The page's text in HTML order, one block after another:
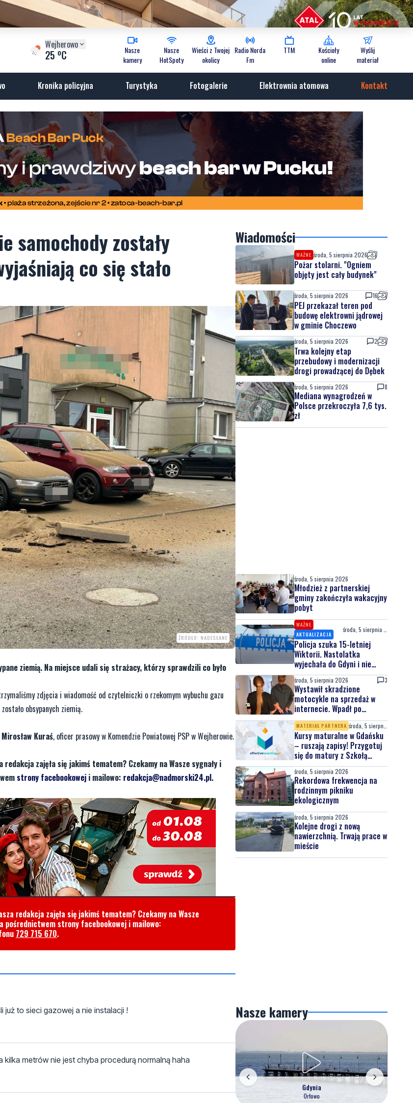
Wejherowo
25 oC
Nasze
kamery
Nasze
HotSpoty
Wieści z Twojej
okolicy
Radio Norda
Fm
TTM
Kościoły
online
Wyślij
materiał
Kronika policyjna Turystyka Fotogalerie Elektrownia atomowa Kontakt
samochody zostały
co się stało
ŹRÓDŁO: NADESŁANE
ziemią. Na miejsce udali się strażacy, którzy sprawdzili co było
zdjęcia i wiadomość od czytelniczki o rzekomym wybuchu gazu
obsypanych ziemią.
Kuraś, oficer prasowy w Komendzie Powiatowej PSP w Wejherowie.
zajęła się jakimś tematem? Czekamy na Wasze sygnały i
strony facebookowej i mailowo: redakcja@nadmorski24.pl.
redakcja zajęła się jakimś tematem? Czekamy na Wasze
pośrednictwem strony facebookowej i mailowo:
729 715 670.
to sieci gazowej a nie instalacji !
metrów nie jest chyba procedurą normalną haha
Wiadomości
WAŻNE środa, 5 sierpnia 2026
Pożar stolarni. "Ogniem
objęty jest cały budynek"
środa, 5 sierpnia 2026 16
PEJ przekazał teren pod
budowę elektrowni jądrowej
w gminie Choczewo
środa, 5 sierpnia 2026 2
Trwa kolejny etap
przebudowy i modernizacji
drogi prowadzącej do Dębek
środa, 5 sierpnia 2026 8
Mediana wynagrodzeń w
Polsce przekroczyła 7,6 tys.
zł
środa, 5 sierpnia 2026
Młodzież z partnerskiej
gminy zakończyła wakacyjny
pobyt
WAŻNE
AKTUALIZACJA
Policja szuka 15-letniej
Wiktorii. Nastolatka
wyjechała do Gdyni i nie
wróciła
środa, 5 sierpnia 2026 3
Wystawił skradzione
motocykle na sprzedaż w
internecie. Wpadł po
zgłoszeniu właściciela
MATERIAŁ PARTNERA
Kursy maturalne w Gdańsku
– ruszają zapisy! Przygotuj
się do matury z Szkołą
Effective Teaching!
środa, 5 sierpnia 2026
Rekordowa frekwencja na
rodzinnym pikniku
ekologicznym
środa, 5 sierpnia 2026
Kolejne drogi z nową
nawierzchnią. Trwają prace w
mieście
Nasze kamery
Gdynia
Orłowo